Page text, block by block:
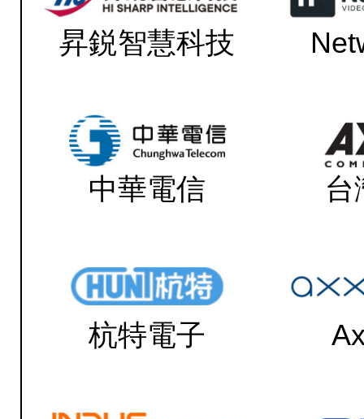
昇鋭智慧科技
中華電信 台
杭特電子